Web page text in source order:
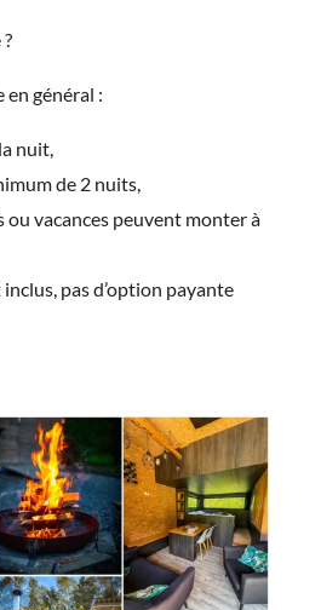
en général :
nuit,
de 2 nuits,
ou vacances peuvent monter à
pas d’option payante